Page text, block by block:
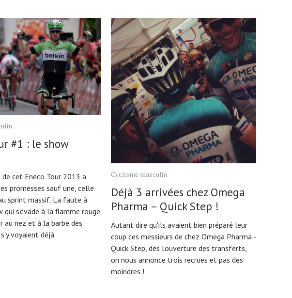
#1 : le show
cet Eneco Tour 2013 a
promesses sauf une, celle
sprint massif. La faute à
qui s'évade à la flamme rouge
au nez et à la barbe des
voyaient déjà.
Cyclisme masculin
Déjà 3 arrivées chez Omega
Pharma – Quick Step !
Autant dire qu'ils avaient bien préparé leur
coup ces messieurs de chez Omega Pharma -
Quick Step, dès l'ouverture des transferts,
on nous annonce trois recrues et pas des
moindres !